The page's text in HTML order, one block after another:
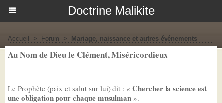
Doctrine Malikite
Accueil > Forum > Mariage, naissance et autres événements
Au Nom de Dieu le Clément, Miséricordieux
Le Prophète (paix et salut sur lui) dit : « Chercher la science est
une obligation pour chaque musulman ».